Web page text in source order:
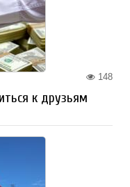
148
к друзьям